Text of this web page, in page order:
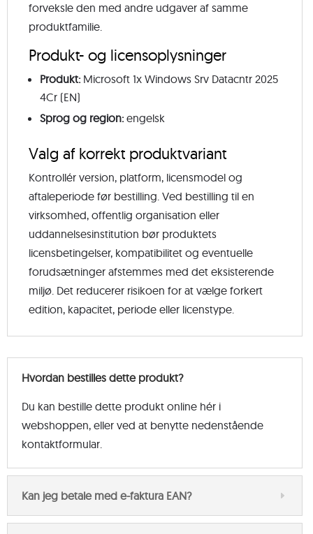
forveksle den med andre udgaver af samme
produktfamilie.
Produkt- og licensoplysninger
Produkt:Microsoft 1x Windows Srv Datacntr 2025
4Cr (EN)
Sprog og region:engelsk
Valg af korrekt produktvariant
Kontrollér version, platform, licensmodel og
aftaleperiode før bestilling. Ved bestilling til en
virksomhed, offentlig organisation eller
uddannelsesinstitution bør produktets
licensbetingelser, kompatibilitet og eventuelle
forudsætninger afstemmes med det eksisterende
miljø. Det reducerer risikoen for at vælge forkert
edition, kapacitet, periode eller licenstype.
Hvordan bestilles dette produkt?
Du kan bestille dette produkt online hér i
webshoppen, eller ved at benytte nedenstående
kontaktformular.
Kan jeg betale med e-faktura EAN?